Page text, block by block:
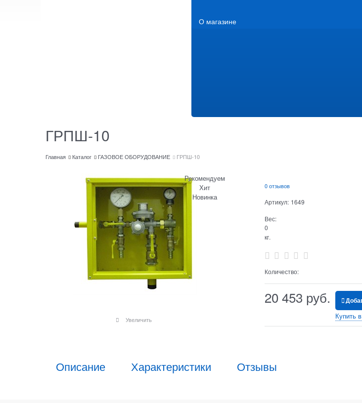
О магазине
ГРПШ-10
Главная Каталог ГАЗОВОЕ ОБОРУДОВАНИЕ ГРПШ-10
Рекомендуем
Хит
Новинка
Увеличить
0 отзывов
Артикул: 1649
Вес:
0
кг.
Количество:
20 453 руб.
Купить
Описание Характеристики Отзывы